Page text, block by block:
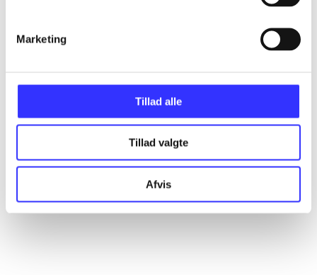
Marketing
Tillad alle
Tillad valgte
Afvis
Articles
...
...